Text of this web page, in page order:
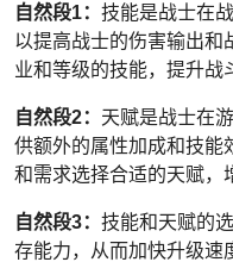
自然段1： 技能是战士在
以提高战士的伤害输出和
业和等级的技能，提升战
自然段2： 天赋是战士在
供额外的属性加成和技能
和需求选择合适的天赋，
自然段3： 技能和天赋的
存能力，从而加快升级速